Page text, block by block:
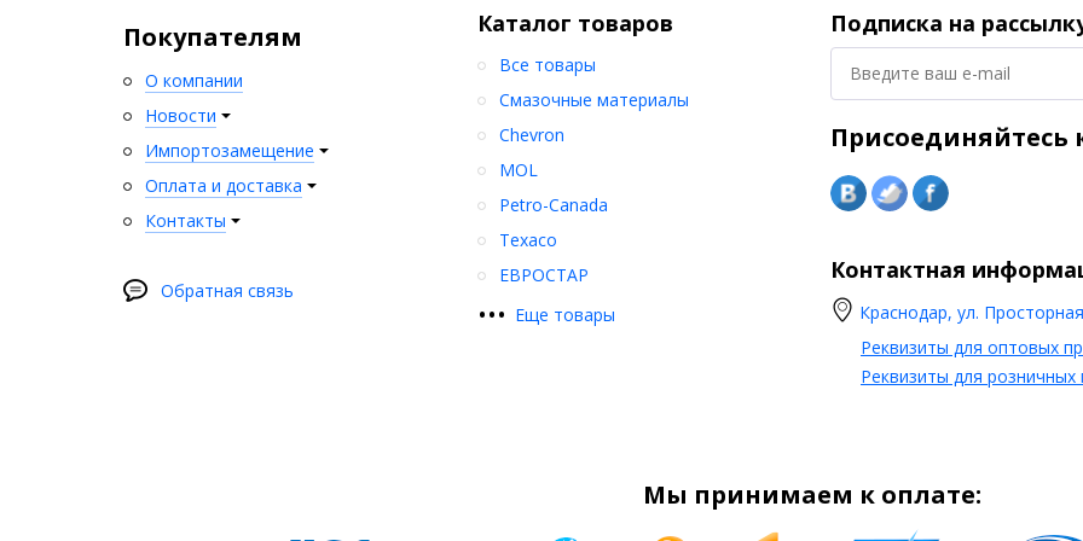
Покупателям
О компании
Новости
Импортозамещение
Оплата и доставка
Контакты
Обратная связь
Каталог товаров
••• Еще товары
Все товары
Смазочные материалы
Chevron
MOL
Petro-Canada
Texaco
ЕВРОСТАР
Подписка на
Присоединяйтесь
Контактная
Краснодар, ул.
Реквизиты для оптовых
Реквизиты для
Мы принимаем к оплате: